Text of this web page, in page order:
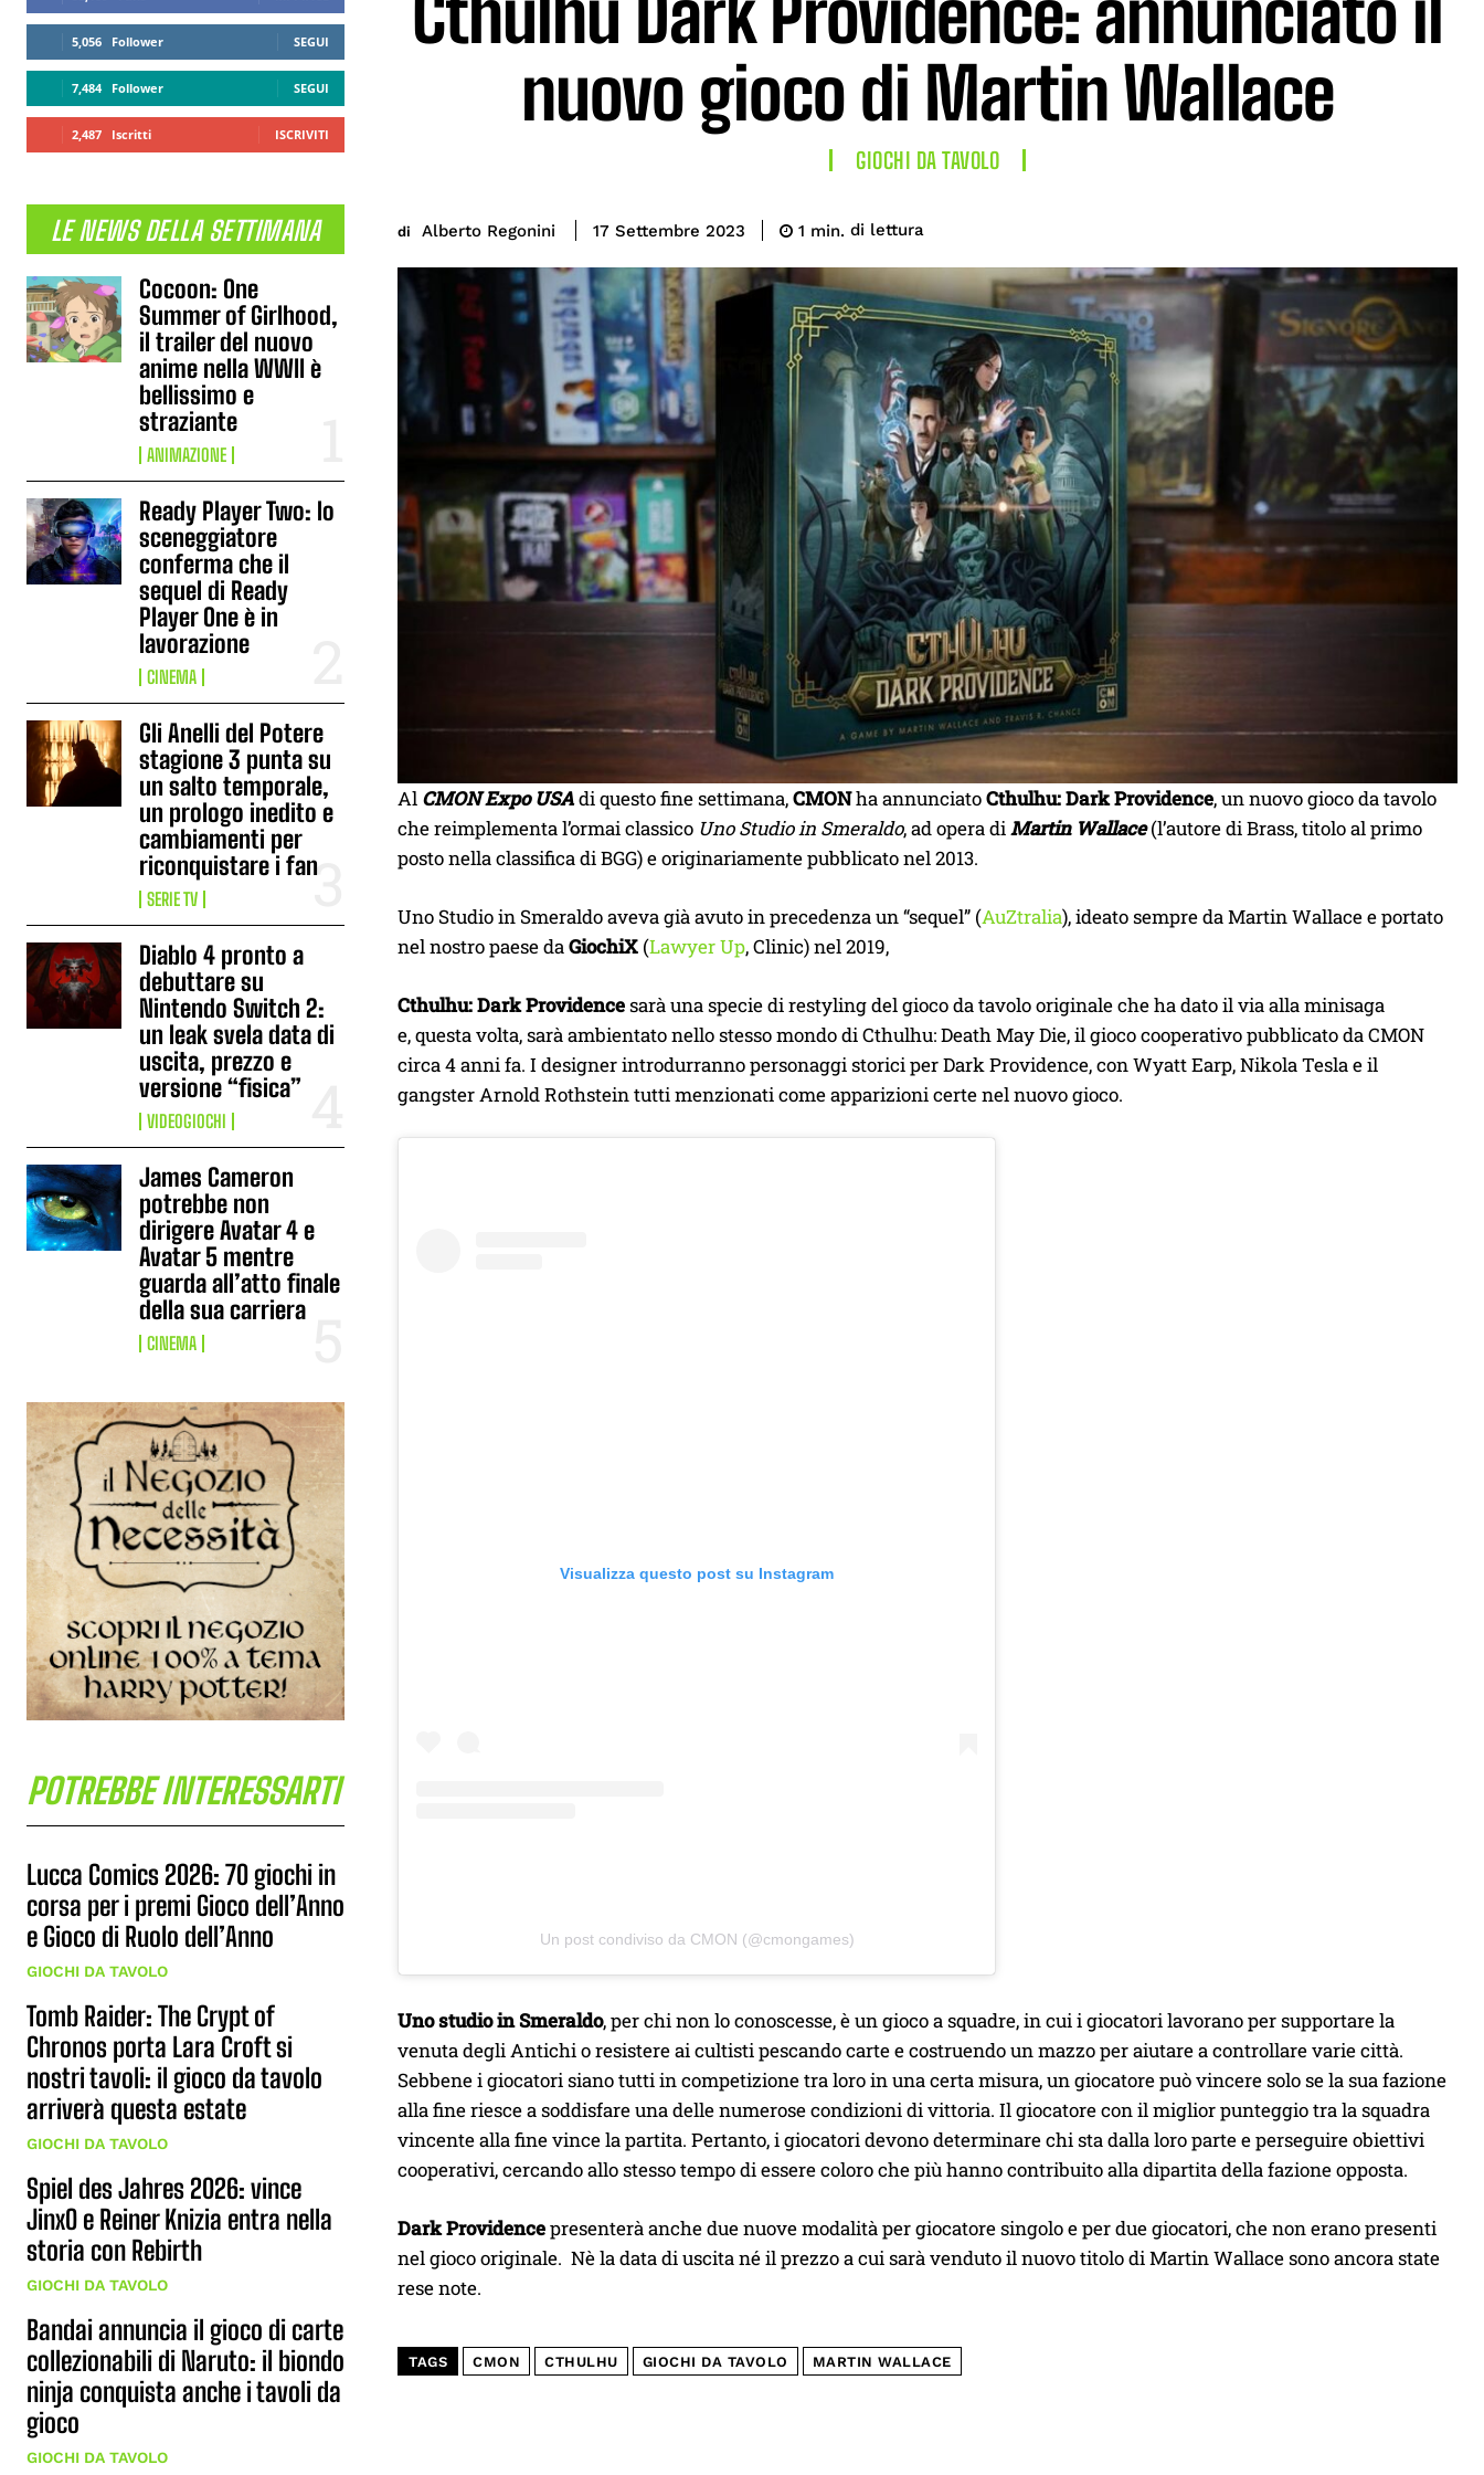
5,056 Follower SEGUI
7,484 Follower SEGUI
2,487 Iscritti ISCRIVITI
LE NEWS DELLA SETTIMANA
Cocoon: One
Summer of Girlhood,
il trailer del nuovo
anime nella WWII è
bellissimo e
straziante
ANIMAZIONE
Ready Player Two: lo
sceneggiatore
conferma che il
sequel di Ready
Player One è in
lavorazione
CINEMA
Gli Anelli del Potere
stagione 3 punta su
un salto temporale,
un prologo inedito e
cambiamenti per
riconquistare i fan
SERIE TV
Diablo 4 pronto a
debuttare su
Nintendo Switch 2:
un leak svela data di
uscita, prezzo e
versione “fisica”
VIDEOGIOCHI
James Cameron
potrebbe non
dirigere Avatar 4 e
Avatar 5 mentre
guarda all’atto finale
della sua carriera
CINEMA
POTREBBE INTERESSARTI
Lucca Comics 2026: 70 giochi in
corsa per i premi Gioco dell’Anno
e Gioco di Ruolo dell’Anno
GIOCHI DA TAVOLO
Tomb Raider: The Crypt of
Chronos porta Lara Croft si
nostri tavoli: il gioco da tavolo
arriverà questa estate
GIOCHI DA TAVOLO
Spiel des Jahres 2026: vince
JinxO e Reiner Knizia entra nella
storia con Rebirth
GIOCHI DA TAVOLO
Bandai annuncia il gioco di carte
collezionabili di Naruto: il biondo
ninja conquista anche i tavoli da
gioco
GIOCHI DA TAVOLO
nuovo gioco di Martin Wallace
GIOCHI DA TAVOLO
di Alberto Regonini 17 Settembre 2023 1 min. di lettura
Al CMON Expo USAdi questo fine settimana,CMONha annunciatoCthulhu: Dark Providence, un nuovo gioco da tavolo
che reimplementa l’ormai classico Uno Studio in Smeraldo, ad opera diMartin Wallace(l’autore di Brass, titolo al primo
posto nella classifica di BGG) e originariamente pubblicato nel 2013.
Uno Studio in Smeraldo aveva già avuto in precedenza un “sequel” (AuZtralia), ideato sempre da Martin Wallace e portato
nel nostro paese daGiochiX (Lawyer Up, Clinic) nel 2019,
Cthulhu: Dark Providencesarà una specie di restyling del gioco da tavolo originale che ha dato il via alla minisaga
e, questa volta, sarà ambientato nello stesso mondo di Cthulhu: Death May Die, il gioco cooperativo pubblicato da CMON
circa 4 anni fa. I designer introdurranno personaggi storici per Dark Providence, con Wyatt Earp, Nikola Tesla e il
gangster Arnold Rothstein tutti menzionati come apparizioni certe nel nuovo gioco.
Visualizza questo post su Instagram
Un post condiviso da CMON (@cmongames)
Uno studio in Smeraldo, per chi non lo conoscesse, è un gioco a squadre, in cui i giocatori lavorano per supportare la
venuta degli Antichi o resistere ai cultisti pescando carte e costruendo un mazzo per aiutare a controllare varie città.
Sebbene i giocatori siano tutti in competizione tra loro in una certa misura, un giocatore può vincere solo se la sua fazione
alla fine riesce a soddisfare una delle numerose condizioni di vittoria. Il giocatore con il miglior punteggio tra la squadra
vincente alla fine vince la partita. Pertanto, i giocatori devono determinare chi sta dalla loro parte e perseguire obiettivi
cooperativi, cercando allo stesso tempo di essere coloro che più hanno contribuito alla dipartita della fazione opposta.
Dark Providencepresenterà anche due nuove modalità per giocatore singolo e per due giocatori, che non erano presenti
nel gioco originale. Nè la data di uscita né il prezzo a cui sarà venduto il nuovo titolo di Martin Wallace sono ancora state
rese note.
TAGS CMON CTHULHU GIOCHI DA TAVOLO MARTIN WALLACE